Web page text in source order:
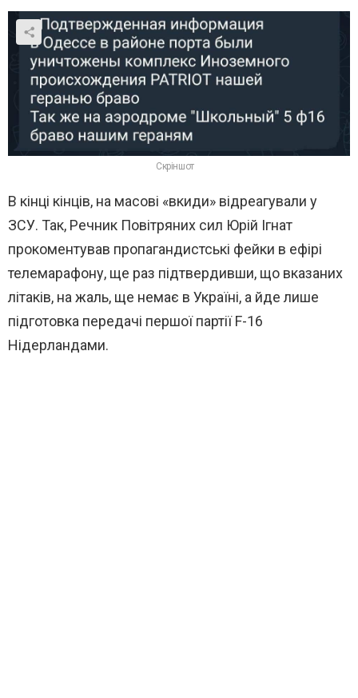
Скріншот
В кінці кінців, на масові «вкиди» відреагували у
ЗСУ. Так, Речник Повітряних сил Юрій Ігнат
прокоментував пропагандистські фейки в ефірі
телемарафону, ще раз підтвердивши, що вказаних
літаків, на жаль, ще немає в Україні, а йде лише
підготовка передачі першої партії F-16
Нідерландами.